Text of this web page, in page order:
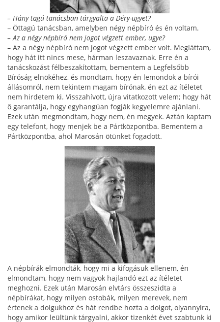
– Hány tagú tanácsban tárgyalta a Déry-ügyet?
– Öttagú tanácsban, amelyben négy népbíró és én voltam.
– Az a négy népbíró nem jogot végzett ember, ugye?
– Az a négy népbíró nem jogot végzett ember volt. Megláttam,
hogy hát itt nincs mese, hárman leszavaznak. Erre én a
tanácskozást félbeszakítottam, bementem a Legfelsőbb
Bíróság elnökéhez, és mond­tam, hogy én lemondok a bírói
állásomról, nem tekin­tem magam bírónak, én ezt az ítéletet
nem hirdetem ki. Visszahívott, újra vitatkozott velem; hogy hát
ő garantálja, hogy egyhangúan fogják kegyelemre aján­lani.
Ezek után megmondtam, hogy nem, én megyek. Aztán kaptam
egy telefont, hogy menjek be a Párt­központba. Bementem a
Pártközpontba, ahol Marosán ötünket fogadott.
A népbírák elmondták, hogy mi a kifogásuk ellenem, én
elmondtam, hogy nem vagyok hajlandó ezt az ítéletet
meghozni. Ezek után Marosán elvtárs összeszidta a
népbírákat, hogy mi­lyen ostobák, milyen merevek, nem
értenek a dolguk­hoz és hát rendbe hozta a dolgot, olyannyira,
hogy amikor leültünk tárgyalni, akkor tizenkét évet szabtunk ki